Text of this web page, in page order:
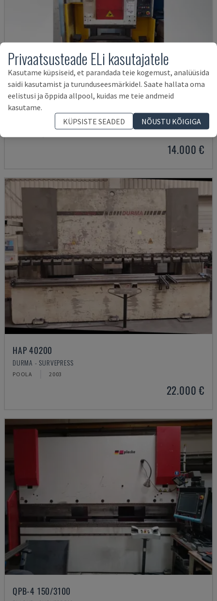
SMALL 835/25
IMAL - SURVEPRESS
14.000 €
HAP 40200
DURMA - SURVEPRESS
POOLA 2003
22.000 €
QPB-4 150/3100
Privaatsusteade ELi kasutajatele
Kasutame küpsiseid, et parandada teie kogemust, analüüsida
saidi kasutamist ja turunduseesmärkidel. Saate hallata oma
eelistusi ja õppida allpool, kuidas me teie andmeid
kasutame.
KÜPSISTE SEADED
NÕUSTU KÕIGIGA